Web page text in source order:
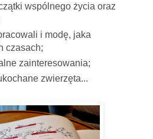
wspólnego życia oraz
i modę, jaka
czasach;
zainteresowania;
zwierzęta...